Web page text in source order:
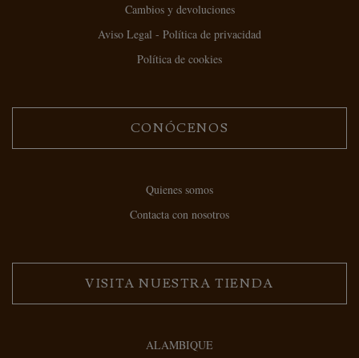
Cambios y devoluciones
Aviso Legal - Política de privacidad
Política de cookies
CONÓCENOS
Quienes somos
Contacta con nosotros
VISITA NUESTRA TIENDA
ALAMBIQUE